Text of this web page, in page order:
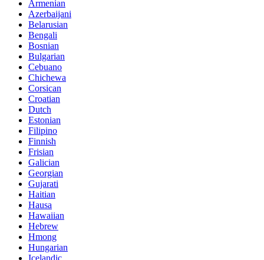
Armenian
Azerbaijani
Belarusian
Bengali
Bosnian
Bulgarian
Cebuano
Chichewa
Corsican
Croatian
Dutch
Estonian
Filipino
Finnish
Frisian
Galician
Georgian
Gujarati
Haitian
Hausa
Hawaiian
Hebrew
Hmong
Hungarian